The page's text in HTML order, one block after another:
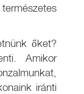
őket?
Amikor
iránti